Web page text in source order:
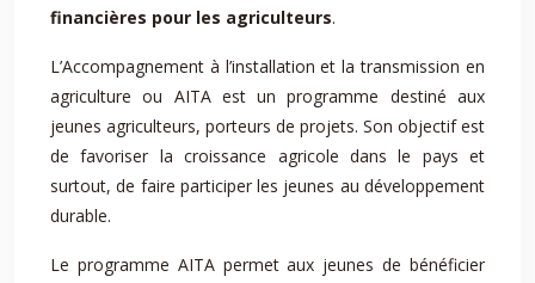
financières pour les agriculteurs.
L’Accompagnement à l’installation et la transmission en
agriculture ou AITA est un programme destiné aux
jeunes agriculteurs, porteurs de projets. Son objectif est
de favoriser la croissance agricole dans le pays et
surtout, de faire participer les jeunes au développement
durable.
Le programme AITA permet aux jeunes de bénéficier